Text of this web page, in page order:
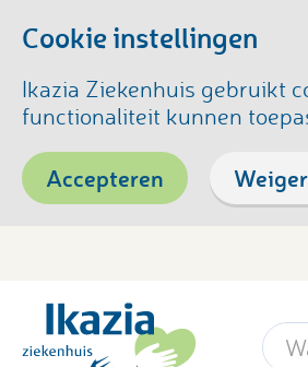
Cookie instellingen
Ikazia Ziekenhuis gebruikt
functionaliteit kunnen
Accepteren